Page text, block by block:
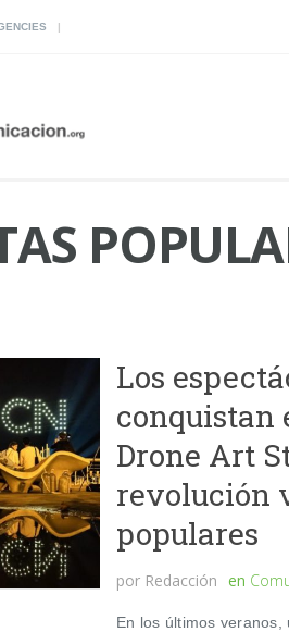
Los
conquistan
Drone Art
revolución
populares
por Redacción en
En los últimos